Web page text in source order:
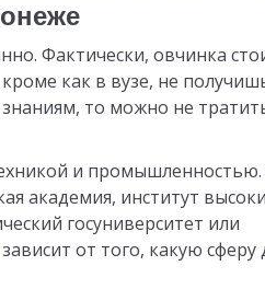
Фактически, овчинка
как в вузе, не
то можно не
и
академия, институт
госуниверситет или
от того, какую сферу